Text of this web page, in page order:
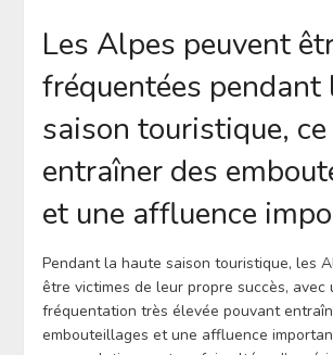
Les Alpes peuvent
fréquentées pendant
saison touristique,
entraîner des
et une affluence
Pendant la haute saison touristique, les
être victimes de leur propre succès, avec
fréquentation très élevée pouvant
embouteillages et une affluence